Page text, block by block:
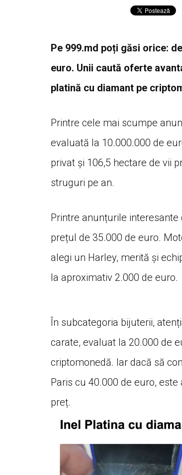
Pe 999.md poți găsi orice:
euro. Unii caută oferte
platină cu diamant pe
Printre cele mai scumpe
evaluată la 10.000.000 de
privat și 106,5 hectare de vii
struguri pe an.
Printre anunțurile
prețul de 35.000 de euro.
alegi un Harley, merită și
la aproximativ 2.000 de euro.
În subcategoria bijuterii,
carate, evaluat la 20.000 de
criptomonedă. Iar dacă să
Paris cu 40.000 de euro,
preț.